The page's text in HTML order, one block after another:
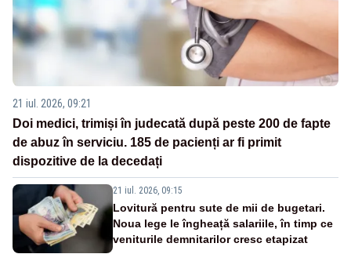
21 iul. 2026, 09:21
Doi medici, trimiși în judecată după peste 200 de fapte
de abuz în serviciu. 185 de pacienți ar fi primit
dispozitive de la decedați
21 iul. 2026, 09:15
Lovitură pentru sute de mii de bugetari.
Noua lege le îngheață salariile, în timp ce
veniturile demnitarilor cresc etapizat